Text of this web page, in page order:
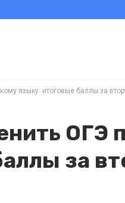
языку: итоговые баллы за
ОГЭ
за